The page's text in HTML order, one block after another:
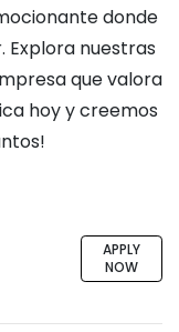
donde
Explora nuestras
que valora
hoy y creemos
APPLY
NOW